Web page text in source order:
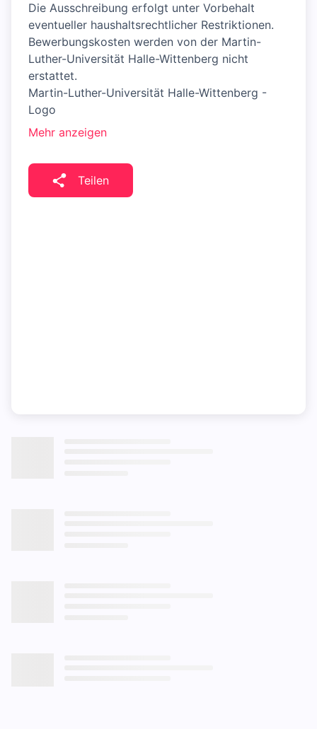
Die Ausschreibung erfolgt unter Vorbehalt
eventueller haushaltsrechtlicher Restriktionen.
Bewerbungskosten werden von der Martin-
Luther-Universität Halle-Wittenberg nicht
erstattet.
Martin-Luther-Universität Halle-Wittenberg -
Logo
Mehr anzeigen
Teilen